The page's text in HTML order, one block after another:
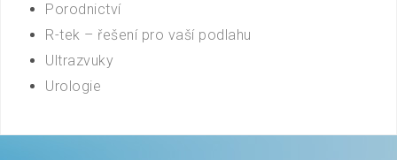
Porodnictví
R-tek – řešení pro vaší podlahu
Ultrazvuky
Urologie